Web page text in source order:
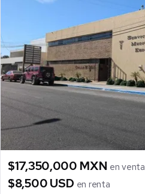
$17,350,000 MXN en venta
$8,500 USD en renta